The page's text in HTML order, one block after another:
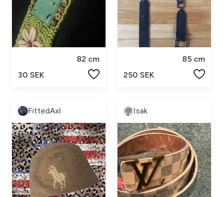
82 cm
30 SEK
85 cm
250 SEK
FittedAxl Isak